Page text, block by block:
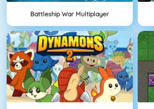
Battleship War Multiplayer